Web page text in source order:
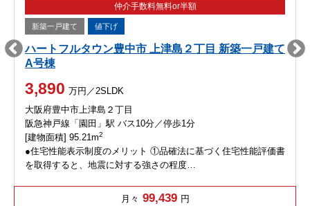
仲介手数料無料or半額
新築一戸建て 値下げ
ハートフルタウン豊中市 上津島２丁目 新築一戸建て
A号棟
3,890 万円／2SLDK
大阪府豊中市上津島２丁目
阪急神戸線「園田」駅 バス10分／停歩1分
[建物面積] 95.21m2
●住宅性能表示制度のメリット ①品確法に基づく住宅性能評価書
を取得すると、地震に対する強さの程度…
月々 99,439 円